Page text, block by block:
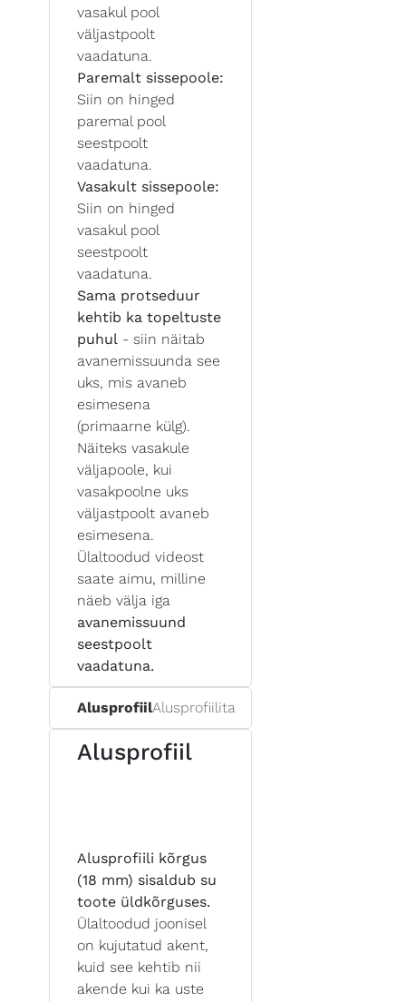
vasakul pool
väljastpoolt
vaadatuna.
Paremalt sissepoole:
Siin on hinged
paremal pool
seestpoolt
vaadatuna.
Vasakult sissepoole:
Siin on hinged
vasakul pool
seestpoolt
vaadatuna.
Sama protseduur
kehtib ka topeltuste
puhul - siin näitab
avanemissuunda see
uks, mis avaneb
esimesena
(primaarne külg).
Näiteks vasakule
väljapoole, kui
vasakpoolne uks
väljastpoolt avaneb
esimesena.
Ülaltoodud videost
saate aimu, milline
näeb välja iga
avanemissuund
seestpoolt
vaadatuna.
AlusprofiilAlusprofiilita
Alusprofiil
Alusprofiili kõrgus
(18 mm) sisaldub su
toote üldkõrguses.
Ülaltoodud joonisel
on kujutatud akent,
kuid see kehtib nii
akende kui ka uste